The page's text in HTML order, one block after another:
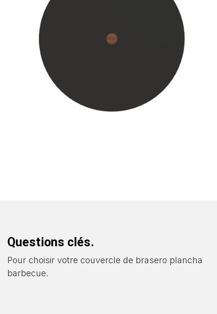
Questions clés.
Pour choisir votre couvercle de brasero plancha
barbecue.